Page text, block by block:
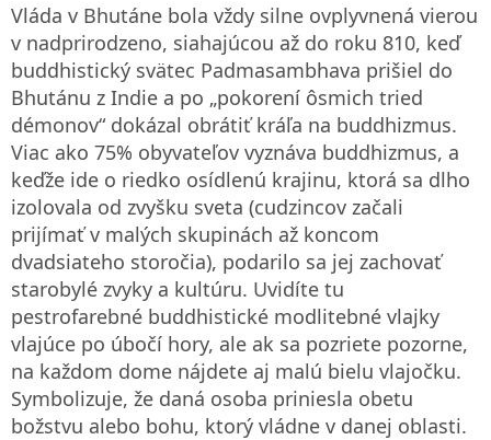
Vláda v Bhutáne bola vždy silne ovplyvnená vierou
v nadprirodzeno, siahajúcou až do roku 810, keď
buddhistický svätec Padmasambhava prišiel do
Bhutánu z Indie a po „pokorení ôsmich tried
démonov“ dokázal obrátiť kráľa na buddhizmus.
Viac ako 75% obyvateľov vyznáva buddhizmus, a
keďže ide o riedko osídlenú krajinu, ktorá sa dlho
izolovala od zvyšku sveta (cudzincov začali
prijímať v malých skupinách až koncom
dvadsiateho storočia), podarilo sa jej zachovať
starobylé zvyky a kultúru. Uvidíte tu
pestrofarebné buddhistické modlitebné vlajky
vlajúce po úbočí hory, ale ak sa pozriete pozorne,
na každom dome nájdete aj malú bielu vlajočku.
Symbolizuje, že daná osoba priniesla obetu
božstvu alebo bohu, ktorý vládne v danej oblasti.